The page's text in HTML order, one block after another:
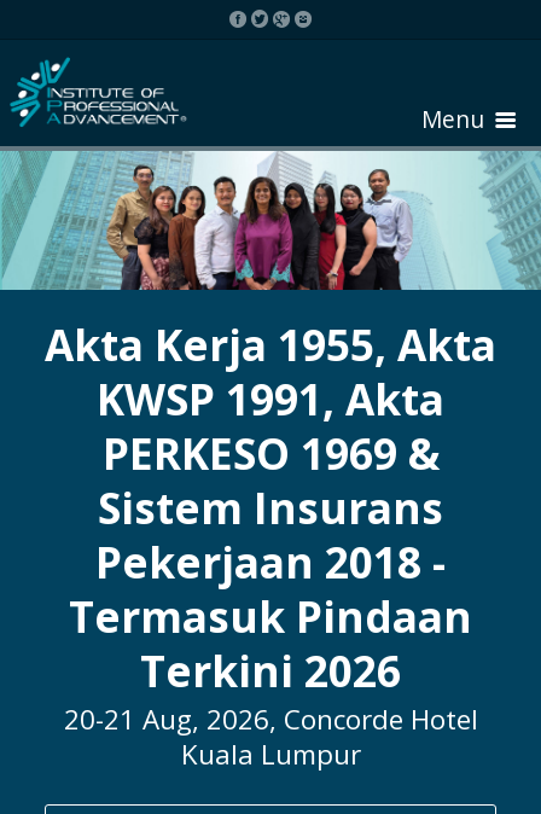
Menu
HOME
ABOUT COURSE
REGISTER
REQUEST BROCHURE
Akta Kerja 1955, Akta
KWSP 1991, Akta
PERKESO 1969 &
Sistem Insurans
Pekerjaan 2018 -
Termasuk Pindaan
Terkini 2026
20-21 Aug, 2026, Concorde Hotel
Kuala Lumpur